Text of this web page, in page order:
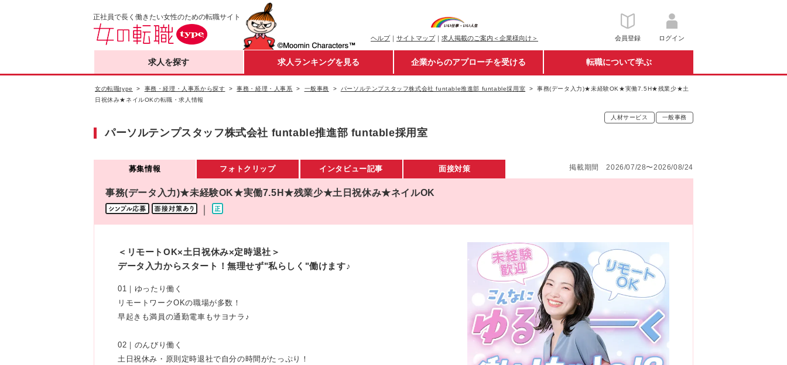
正社員で長く働きたい女性のための転職サイト
ヘルプ｜ サイトマップ｜ 求人掲載のご案内＜企業様向け＞ 会員登録 ログイン
求人を探す 求人ランキングを見る 企業からのアプローチを受ける 転職について学ぶ
女の転職type 事務・経理・人事系から探す 事務・経理・人事系 一般事務 パーソルテンプスタッフ株式会社 funtable推進部 funtable採用室
事務(データ入力)★未経験OK★実働7.5H★残業少★土
日祝休み★ネイルOKの転職・求人情報
人材サービス 一般事務
パーソルテンプスタッフ株式会社 funtable推進部 funtable採用室
募集情報 フォトクリップ インタビュー記事 面接対策 掲載期間 2026/07/28〜2026/08/24
事務(データ入力)★未経験OK★実働7.5H★残業少★土日祝休み★ネイルOK
＜リモートOK×土日祝休み×定時退社＞
データ入力からスタート！無理せず"私らしく"働けます♪
01｜ゆったり働く
リモートワークOKの職場が多数！
早起きも満員の通勤電車もサヨナラ♪
02｜のんびり働く
土日祝休み・原則定時退社で自分の時間がたっぷり！